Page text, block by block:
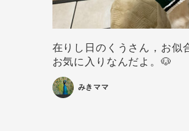
在りし日のくうさん，お似
お気に入りなんだよ。🐶
みきママ